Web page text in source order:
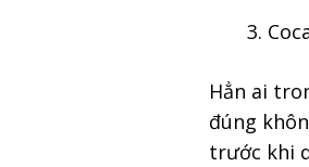
Hẳn ai
đúng
trước khi